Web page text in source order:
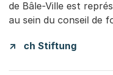
de Bâle-Ville est
au sein du conseil de
ch Stiftung